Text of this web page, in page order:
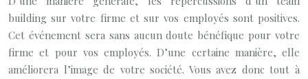
building sur votre firme et sur vos employés sont positives.
Cet événement sera sans aucun doute bénéfique pour votre
firme et pour vos employés. D’une certaine manière, elle
améliorera l’image de votre société. Vous avez donc tout à